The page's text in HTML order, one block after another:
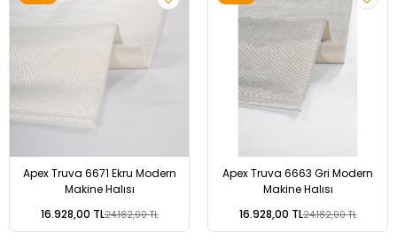
Apex Truva 6671 Ekru Modern
Makine Halısı
16.928,00 TL24.182,00 TL
Apex Truva 6663 Gri Modern
Makine Halısı
16.928,00 TL24.182,00 TL